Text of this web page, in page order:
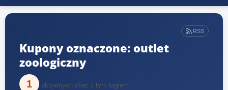
RSS
Kupony oznaczone: outlet
zoologiczny
1 aktywnych ofert z tym tagiem